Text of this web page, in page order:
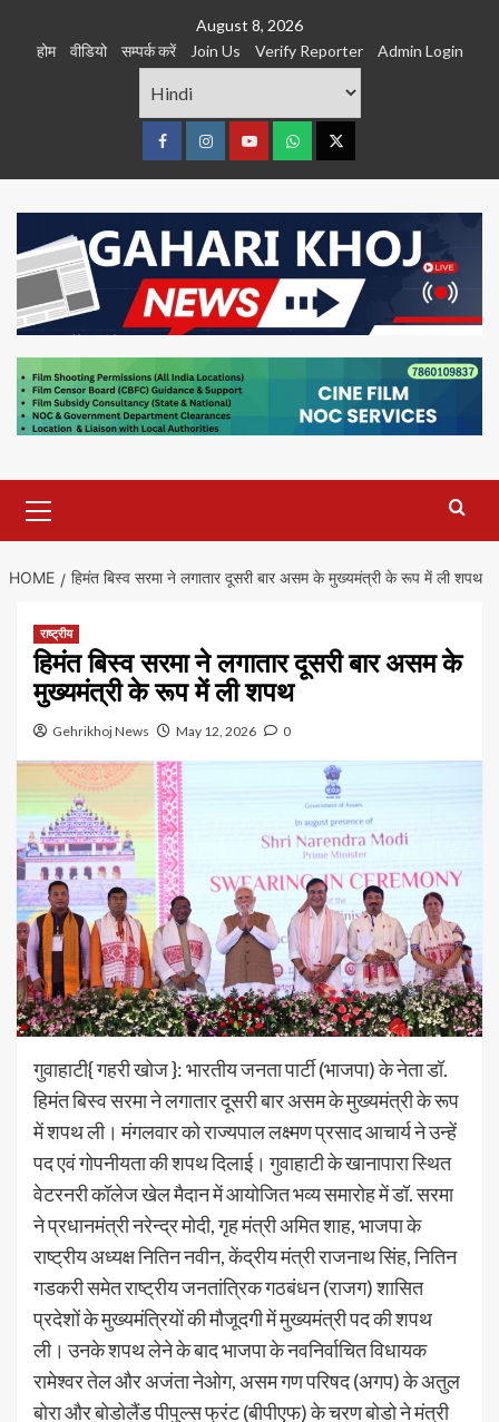
August 8, 2026
होम
वीडियो सम्पर्क करें Join Us Verify Reporter Admin Login
FacebookInstagramyoutubeWhatsTwitter
Menu
HOME हिमंत बिस्व सरमा ने लगातार दूसरी बार असम के मुख्यमंत्री के रूप में ली शपथ
राष्ट्रीय
हिमंत बिस्व सरमा ने लगातार दूसरी बार असम के
मुख्यमंत्री के रूप में ली शपथ
Gehrikhoj News May 12, 2026 0
गुवाहाटी{ गहरी खोज }: भारतीय जनता पार्टी (भाजपा) के नेता डॉ.
हिमंत बिस्व सरमा ने लगातार दूसरी बार असम के मुख्यमंत्री के रूप
में शपथ ली। मंगलवार को राज्यपाल लक्ष्मण प्रसाद आचार्य ने उन्हें
पद एवं गोपनीयता की शपथ दिलाई। गुवाहाटी के खानापारा स्थित
वेटरनरी कॉलेज खेल मैदान में आयोजित भव्य समारोह में डॉ. सरमा
ने प्रधानमंत्री नरेन्द्र मोदी, गृह मंत्री अमित शाह, भाजपा के
राष्ट्रीय अध्यक्ष नितिन नवीन, केंद्रीय मंत्री राजनाथ सिंह, नितिन
गडकरी समेत राष्ट्रीय जनतांत्रिक गठबंधन (राजग) शासित
प्रदेशों के मुख्यमंत्रियों की मौजूदगी में मुख्यमंत्री पद की शपथ
ली। उनके शपथ लेने के बाद भाजपा के नवनिर्वाचित विधायक
रामेश्वर तेल और अजंता नेओग, असम गण परिषद (अगप) के अतुल
बोरा और बोडोलैंड पीपुल्स फ्रंट (बीपीएफ) के चरण बोडो ने मंत्री